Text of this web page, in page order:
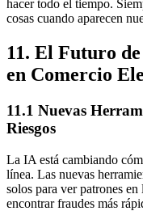
hacer todo el tiempo.
cosas cuando aparecen
11. El Futuro
en Comercio
11.1 Nuevas
Riesgos
La IA está cambiando
línea. Las nuevas
solos para ver patrones en
encontrar fraudes más